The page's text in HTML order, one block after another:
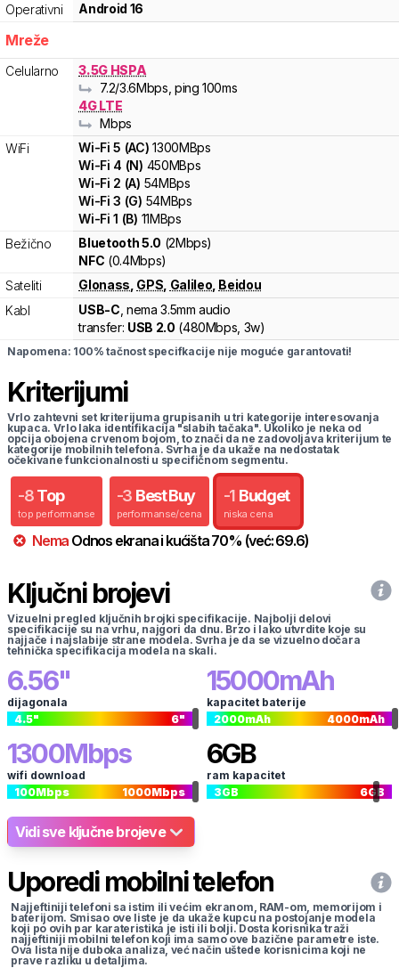
Operativni
Android 16
Mreže
Celularno
3.5G HSPA
7.2/3.6Mbps , ping 100ms
4G LTE
Mbps
WiFi
Wi-Fi5 (AC) 1300MBps
Wi-Fi 4 (N) 450MBps
Wi-Fi 2 (A) 54MBps
Wi-Fi3 (G) 54MBps
Wi-Fi1 (B) 11MBps
Bežično
Bluetooth 5.0 (2Mbps)
NFC (0.4Mbps)
Sateliti
Glonass GPS Galileo Beidou
Kabl
USB-C , nema 3.5mm audio
transfer: USB 2.0 (480Mbps, 3w)
Napomena: 100% tačnost specifkacije nije moguće garantovati!
Kriterijumi
Vrlo zahtevni set kriterijuma grupisanih u tri kategorije interesovanja
kupaca. Vrlo laka identifikacija "slabih tačaka". Ukoliko je neka od
opcija obojena crvenom bojom, to znači da ne zadovoljava kriterijum te
kategorije mobilnih telefona. Svrha je da ukaže na nedostatak
očekivane funkcionalnosti u specifičnom segmentu.
-8 Top
top performanse
-3 Best Buy
performanse/cena
-1 Budget
niska cena
Nema Odnos ekrana i kućišta70% (već:69.6)
Ključni brojevi
Vizuelni pregled ključnih brojki specifikacije. Najbolji delovi
specifikacije su na vrhu, najgori da dnu. Brzo i lako utvrdite koje su
najjače i najslabije strane modela. Svrha je da se vizuelno dočara
tehnička specifikacija modela na skali.
6.56"
dijagonala
4.5" 6"
15000mAh
kapacitet baterije
2000mAh 4000mAh
1300Mbps
wifi download
100Mbps 1000Mbps
6GB
ram kapacitet
3GB 6GB
Vidi sve ključne brojeve
Uporedi mobilni telefon
Najjeftiniji telefoni sa istim ili većim ekranom, RAM-om, memorijom i
baterijom. Smisao ove liste je da ukaže kupcu na postojanje modela
koji po ovih par karateristika je isti ili bolji. Dosta korisnika traži
najjeftiniji mobilni telefon koji ima samo ove bazične parametre iste.
Ova lista nije duboka analiza, već način uštede korisnicima koji ne
prave razliku u detaljima.